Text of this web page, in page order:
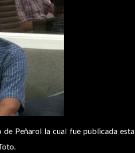
Peñarol la cual fue publicada esta